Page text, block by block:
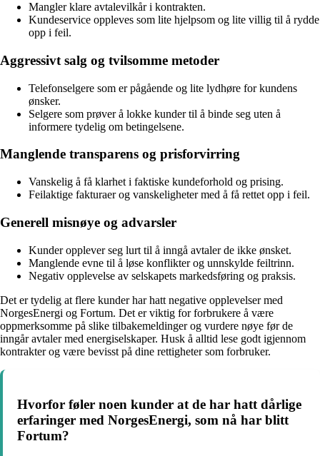
Mangler klare avtalevilkår i kontrakten.
Kundeservice oppleves som lite hjelpsom og lite villig til å rydde
opp i feil.
Aggressivt salg og tvilsomme metoder
Telefonselgere som er pågående og lite lydhøre for kundens
ønsker.
Selgere som prøver å lokke kunder til å binde seg uten å
informere tydelig om betingelsene.
Manglende transparens og prisforvirring
Vanskelig å få klarhet i faktiske kundeforhold og prising.
Feilaktige fakturaer og vanskeligheter med å få rettet opp i feil.
Generell misnøye og advarsler
Kunder opplever seg lurt til å inngå avtaler de ikke ønsket.
Manglende evne til å løse konflikter og unnskylde feiltrinn.
Negativ opplevelse av selskapets markedsføring og praksis.
Det er tydelig at flere kunder har hatt negative opplevelser med
NorgesEnergi og Fortum. Det er viktig for forbrukere å være
oppmerksomme på slike tilbakemeldinger og vurdere nøye før de
inngår avtaler med energiselskaper. Husk å alltid lese godt igjennom
kontrakter og være bevisst på dine rettigheter som forbruker.
Hvorfor føler noen kunder at de har hatt dårlige
erfaringer med NorgesEnergi, som nå har blitt
Fortum?